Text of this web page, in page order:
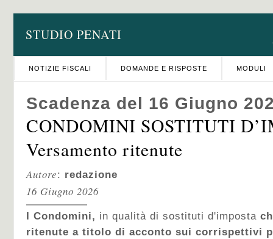
STUDIO PENATI
NOTIZIE FISCALI DOMANDE E RISPOSTE MODULI
Scadenza del 16 Giugno
CONDOMINI SOSTITUTI
Versamento ritenute
Autore: redazione
16 Giugno 2026
I Condomini, in qualità di sostituti d'imposta
ritenute a titolo di acconto sui corrispettivi